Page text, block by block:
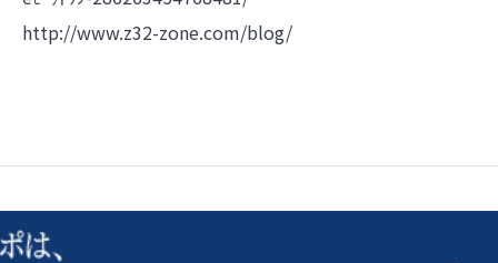
http://www.z32-zone.com/blog/